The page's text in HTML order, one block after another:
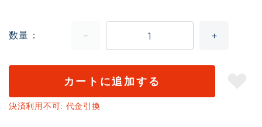
数量
カートに追加する
決済利用不可: 代金引換